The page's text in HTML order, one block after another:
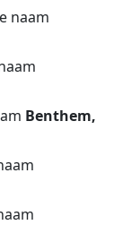
naam
Benthem,